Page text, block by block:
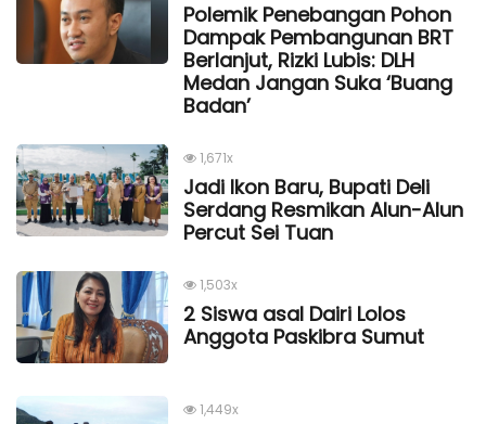
Polemik Penebangan Pohon
Dampak Pembangunan BRT
Berlanjut, Rizki Lubis: DLH
Medan Jangan Suka ‘Buang
Badan’
1,671x
Jadi Ikon Baru, Bupati Deli
Serdang Resmikan Alun-Alun
Percut Sei Tuan
1,503x
2 Siswa asal Dairi Lolos
Anggota Paskibra Sumut
1,449x